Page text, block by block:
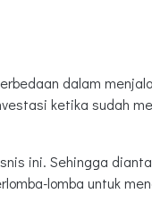
dalam
ketika sudah
ini. Sehingga
lomba untuk